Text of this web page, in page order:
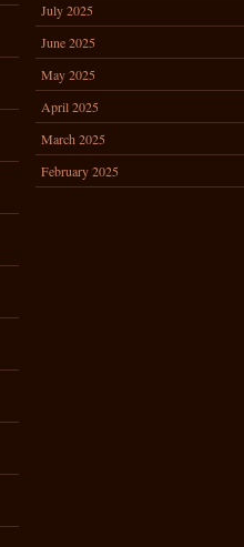
July 2025
June 2025
May 2025
April 2025
March 2025
February 2025